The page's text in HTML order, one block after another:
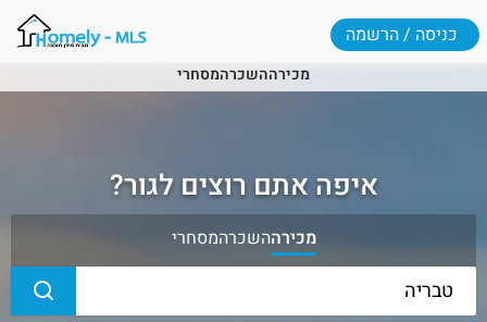
מכירההשכרהמסחרי
כניסה / הרשמה
איפה אתם רוצים לגור?
מכירההשכרהמסחרי